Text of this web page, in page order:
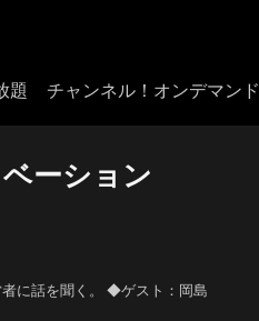
題 チャンネル！オンデマンド
ーション
者に話を聞く。 ◆ゲスト：岡島